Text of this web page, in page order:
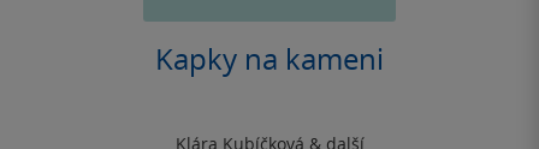
Kapky na kameni
Klára Kubíčková & další